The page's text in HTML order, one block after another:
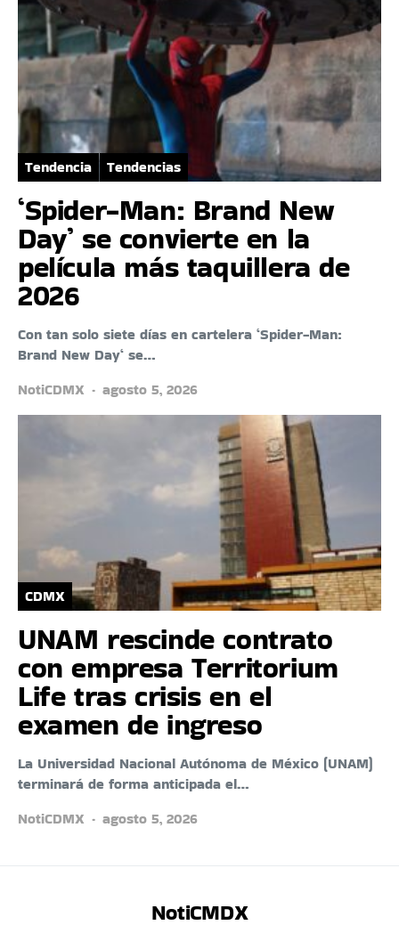
Tendencia Tendencias
‘Spider-Man: Brand New
Day’ se convierte en la
película más taquillera de
2026
Con tan solo siete días en cartelera ‘Spider-Man:
Brand New Day‘ se…
NotiCDMX
agosto 5, 2026
CDMX
UNAM rescinde contrato
con empresa Territorium
Life tras crisis en el
examen de ingreso
La Universidad Nacional Autónoma de México (UNAM)
terminará de forma anticipada el…
NotiCDMX
agosto 5, 2026
NotiCMDX